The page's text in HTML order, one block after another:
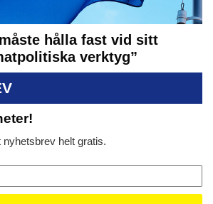
måste hålla fast vid sitt
verktyg”
helt gratis.